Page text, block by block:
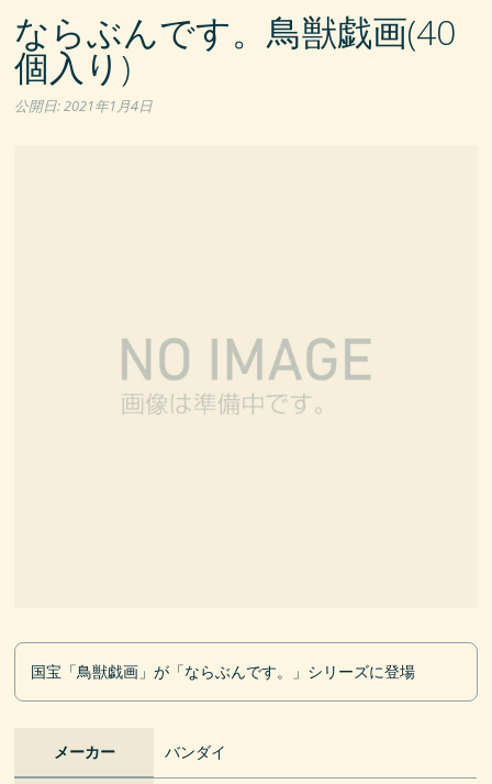
ならぶんです。鳥獣戯画(40
個入り)
公開日:2021年1月4日
国宝「鳥獣戯画」が「ならぶんです。」シリーズに登場
メーカー バンダイ